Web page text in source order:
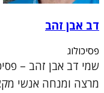
דב אבן זהב
פסיכולוג
שמי דב אבן זהב –
מרצה ומנחה אנשי